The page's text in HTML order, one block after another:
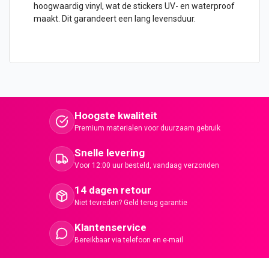
hoogwaardig vinyl, wat de stickers UV- en waterproof
maakt. Dit garandeert een lang levensduur.
Hoogste kwaliteit
Premium materialen voor duurzaam gebruik
Snelle levering
Voor 12:00 uur besteld, vandaag verzonden
14 dagen retour
Niet tevreden? Geld terug garantie
Klantenservice
Bereikbaar via telefoon en e-mail